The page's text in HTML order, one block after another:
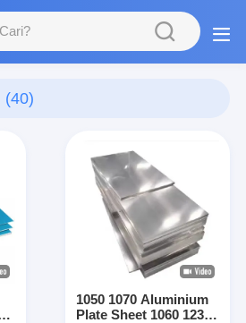
(40)
1050 1070 Aluminium
Plate Sheet 1060 1235,